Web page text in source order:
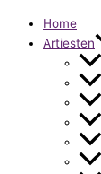
Home
Artiesten